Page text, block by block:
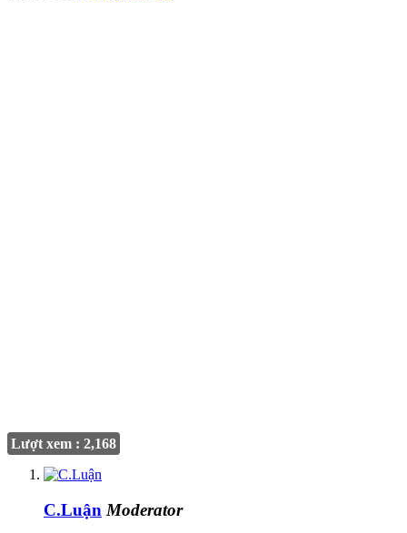
Lượt xem : 2,168
C.Luận Moderator